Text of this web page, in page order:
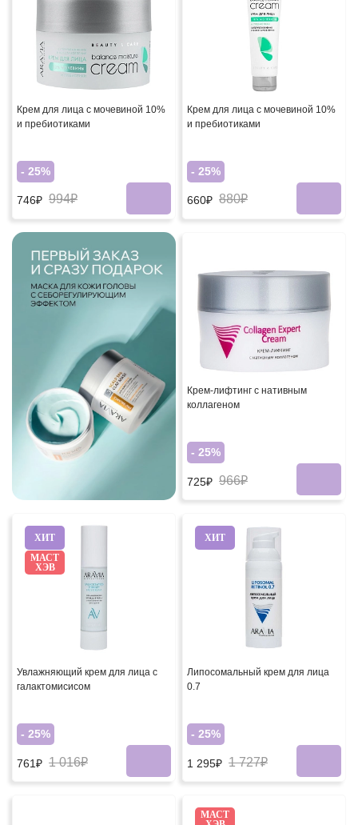
Крем для лица с мочевиной 10%
и пребиотиками
- 25%
746₽ 994₽
Крем для лица с мочевиной 10%
и пребиотиками
- 25%
660₽ 880₽
Крем-лифтинг с нативным
коллагеном
- 25%
725₽ 966₽
ХИТ
МАСТ
ХЭВ
Увлажняющий крем для лица с
галактомисисом
- 25%
761₽ 1 016₽
ХИТ
Липосомальный крем для лица
0.7
- 25%
1 295₽ 1 727₽
МАСТ